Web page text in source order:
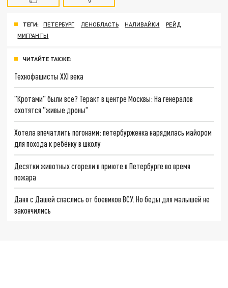
ТЕГИ: ПЕТЕРБУРГ ЛЕНОБЛАСТЬ НАЛИВАЙКИ
РЕЙД
МИГРАНТЫ
ЧИТАЙТЕ ТАКЖЕ:
Технофашисты XXI века
"Кротами" были все? Теракт в центре Москвы: На генералов
охотятся "живые дроны"
Хотела впечатлить погонами: петербурженка нарядилась майором
для похода к ребёнку в школу
Десятки животных сгорели в приюте в Петербурге во время
пожара
Даня с Дашей спаслись от боевиков ВСУ. Но беды для малышей не
закончились